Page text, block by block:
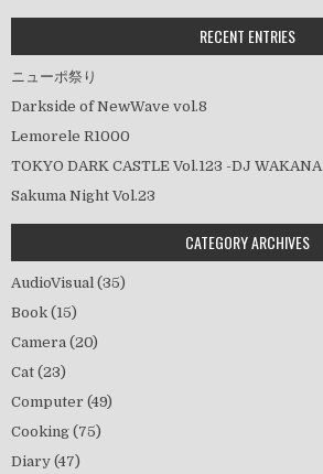
RECENT ENTRIES
ニューポ祭り
Darkside of NewWave vol.8
Lemorele R1000
TOKYO DARK CASTLE Vol.123 -DJ
Sakuma Night Vol.23
CATEGORY ARCHIVES
AudioVisual (35)
Book (15)
Camera (20)
Cat (23)
Computer (49)
Cooking (75)
Diary (47)